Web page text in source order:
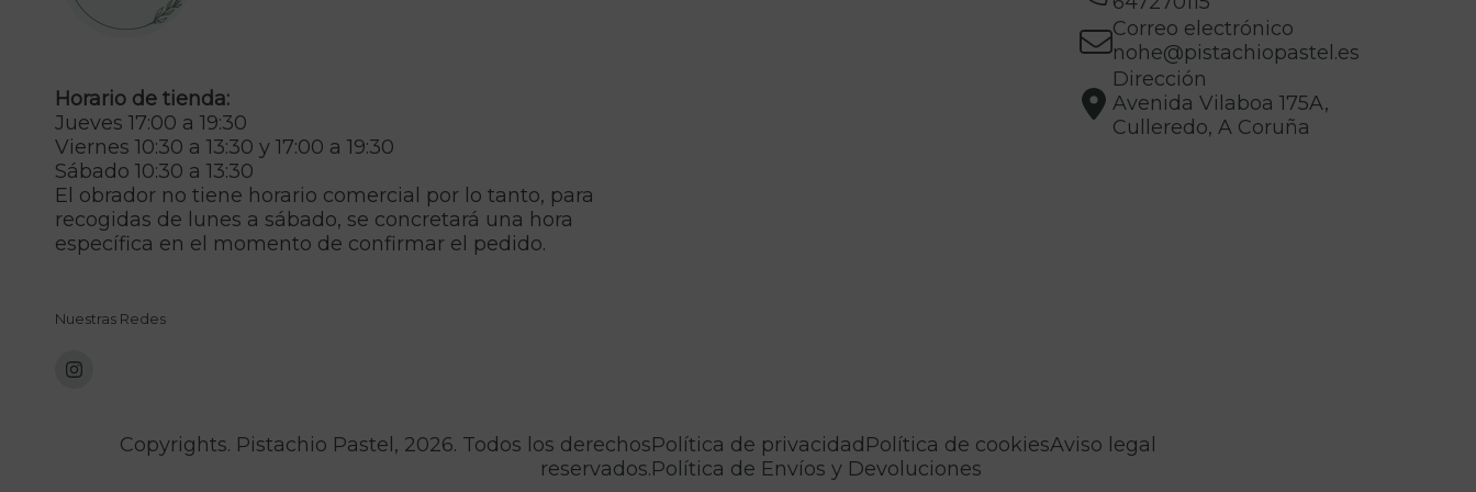
Horario de tienda:
Jueves 17:00 a 19:30
Viernes 10:30 a 13:30 y 17:00 a 19:30
Sábado 10:30 a 13:30
El obrador no tiene horario comercial por lo tanto, para
recogidas de lunes a sábado, se concretará una hora
específica en el momento de confirmar el pedido.
Nuestras Redes
Correo electrónico
nohe@pistachiopastel.es
Dirección
Avenida Vilaboa 175A,
Culleredo, A Coruña
Copyrights. Pistachio Pastel, 2026. Todos los derechos
reservados.
Política de privacidad Política de cookiesAviso legal
Política de Envíos y Devoluciones